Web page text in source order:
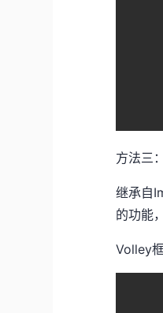
方法三
继承自
的功能
Volley